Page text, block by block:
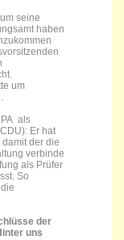
seine
haben
um
als
Er hat
der die
verbinde
als Prüfer
So
der
uns